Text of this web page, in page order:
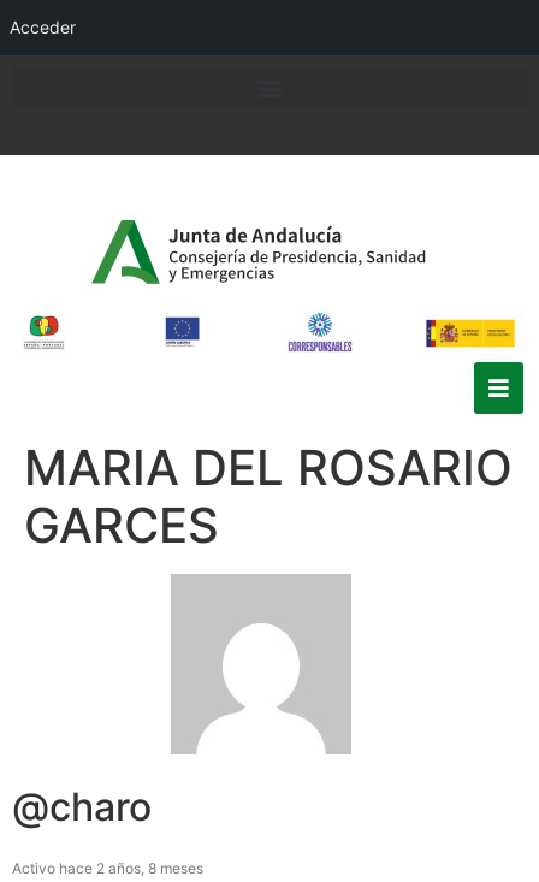
Acceder
MARIA DEL ROSARIO
GARCES
@charo
Activo hace 2 años, 8 meses